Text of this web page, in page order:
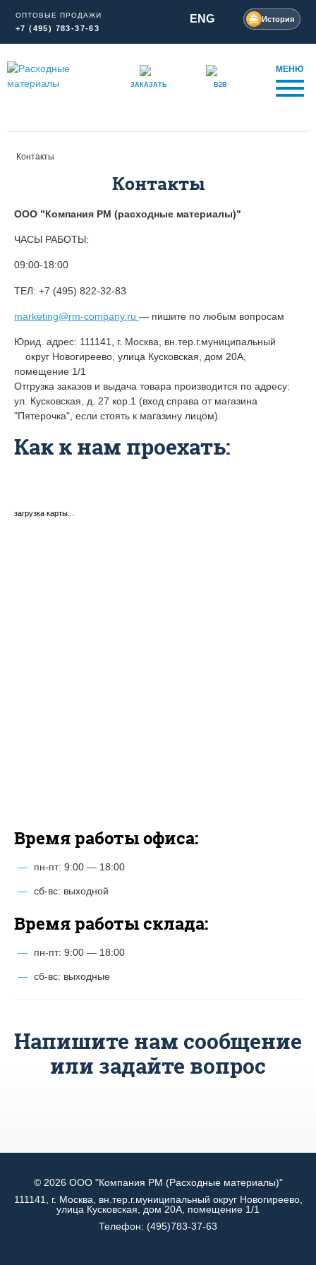
ОПТОВЫЕ ПРОДАЖИ
+7 (495) 783-37-63
ENG История
ЗАКАЗАТЬ B2B
МЕНЮ
Контакты
Контакты
ООО "Компания РМ (расходные материалы)"
ЧАСЫ РАБОТЫ:
09:00-18:00
ТЕЛ: +7 (495) 822-32-83
marketing@rm-company.ru — пишите по любым вопросам
Юрид. адрес: 111141, г. Москва, вн.тер.г.муниципальный
округ Новогиреево, улица Кусковская, дом 20А,
помещение 1/1
Отгрузка заказов и выдача товара производится по адресу:
ул. Кусковская, д. 27 кор.1 (вход справа от магазина
"Пятерочка", если стоять к магазину лицом).
Как к нам проехать:
загрузка карты...
Время работы офиса:
пн-пт: 9:00 — 18:00
сб-вс: выходной
Время работы склада:
пн-пт: 9:00 — 18:00
сб-вс: выходные
Напишите нам сообщение
или задайте вопрос
© 2026 ООО "Компания РМ (Расходные материалы)"
111141, г. Москва, вн.тер.г.муниципальный округ Новогиреево,
улица Кусковская, дом 20А, помещение 1/1
Телефон: (495)783-37-63